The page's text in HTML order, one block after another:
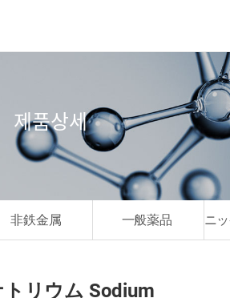
非鉄金属 一般薬品 ニ
제품상세
リウム Sodium